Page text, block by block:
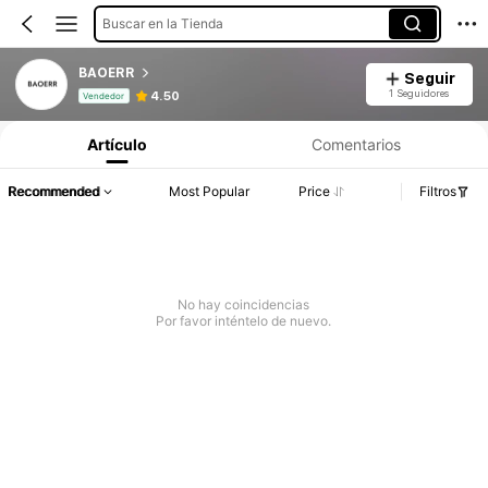
Buscar en la Tienda
BAOERR
Vendedor 4.50
Seguir
1 Seguidores
Artículo Comentarios
Recommended Most Popular Price Filtros
No hay coincidencias
Por favor inténtelo de nuevo.